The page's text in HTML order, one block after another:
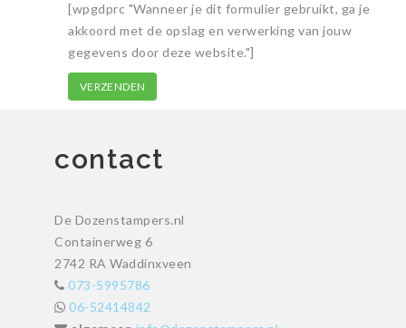
[wpgdprc "Wanneer je dit formulier gebruikt, ga je
akkoord met de opslag en verwerking van jouw
gegevens door deze website."]
contact
De Dozenstampers.nl
Containerweg 6
2742 RA Waddinxveen
073-5995786
06-52414842